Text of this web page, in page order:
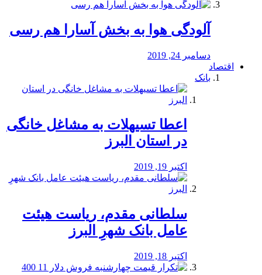
آلودگی هوا به بخش آسارا هم رسی
دسامبر 24, 2019
اقتصاد
بانک
️اعطا تسیهلات به مشاغل خانگی
در استان البرز
اکتبر 19, 2019
سلطانی مقدم، ریاست هیئت
عامل بانک شهرِ البرز
اکتبر 18, 2019